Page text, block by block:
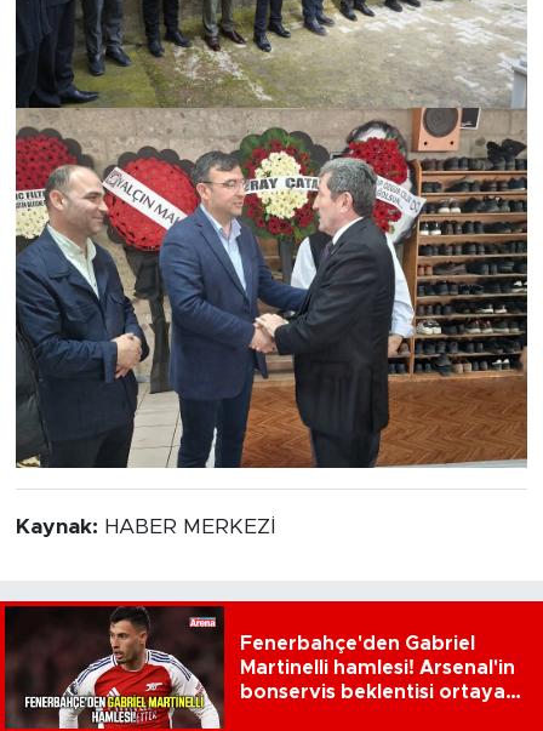
Kaynak: HABER MERKEZİ
Fenerbahçe'den Gabriel
Martinelli hamlesi! Arsenal'in
bonservis beklentisi ortaya